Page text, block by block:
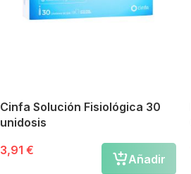
Cinfa Solución Fisiológica 30
unidosis
3,91 €
Añadir